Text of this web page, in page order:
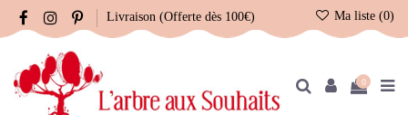
Livraison (Offerte dès 100€) Ma liste (0)
0